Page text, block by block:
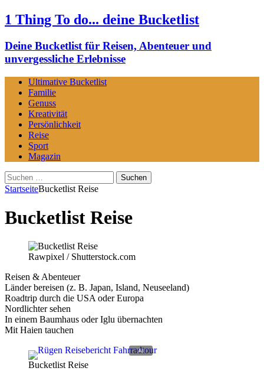
1 Thing To do... deine Bucketlist
Deine Bucketlist für Reisen, Abenteuer und
unvergessliche Erlebnisse
Ultimative Bucketlist
Familie
Genuss
Kreativität
Persönlichkeit
Reise
Sport
Magazin
Suchen
nach:
StartseiteBucketlist Reise
Bucketlist Reise
Rawpixel / Shutterstock.com
Reisen & Abenteuer
Länder bereisen (z. B. Japan, Island, Neuseeland)
Roadtrip durch die USA oder Europa
Nordlichter sehen
In einem Baumhaus oder Iglu übernachten
Mit Haien tauchen
Bucketlist Reise